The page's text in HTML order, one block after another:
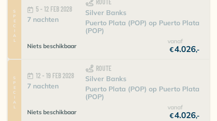
SPECIAL 5 - 12 FEB 2028
7 nachten
ROUTE
Silver Banks
Puerto Plata (POP) op Puerto Plata
(POP)
vanaf
€4.026,-
Niets beschikbaar
SPECIAL 12 - 19 FEB 2028
7 nachten
ROUTE
Silver Banks
Puerto Plata (POP) op Puerto Plata
(POP)
vanaf
€4.026,-
Niets beschikbaar